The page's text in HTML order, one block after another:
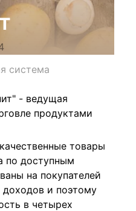
система
- ведущая
продуктами
товары
по доступным
на покупателей
и поэтому
в четырех